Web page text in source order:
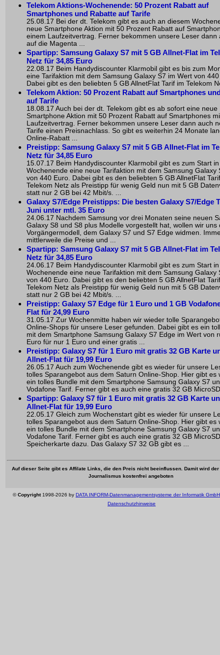
Telekom Aktions-Wochenende: 50 Prozent Rabatt auf
Smartphones und Rabatte auf Tarife
25.08.17 Bei der dt. Telekom gibt es auch an diesem
neue Smartphone Aktion mit 50 Prozent Rabatt auf
einem Laufzeitvertrag. Ferner bekommen unsere Leser dann
auf die Magenta ...
Spartipp: Samsung Galaxy S7 mit 5 GB Allnet-Flat im
Netz für 34,85 Euro
22.08.17 Beim Handydiscounter Klarmobil gibt es bis zum
eine Tarifaktion mit dem Samsung Galaxy S7 im Wert von
Dabei gibt es den beliebten 5 GB AllnetFlat Tarif im Telekom
Telekom Aktion: 50 Prozent Rabatt auf Smartphones
auf Tarife
18.08.17 Auch bei der dt. Telekom gibt es ab sofort eine neue
Smartphone Aktion mit 50 Prozent Rabatt auf Smartphones
Laufzeitvertrag. Ferner bekommen unsere Leser dann auch
Tarife einen Preisnachlass. So gibt es weiterhin 24 Monate
Online-Rabatt ...
Preistipp: Samsung Galaxy S7 mit 5 GB Allnet-Flat im
Netz für 34,85 Euro
15.07.17 Beim Handydiscounter Klarmobil gibt es zum Start
Wochenende eine neue Tarifaktion mit dem Samsung Galaxy
von 440 Euro. Dabei gibt es den beliebten 5 GB AllnetFlat
Telekom Netz als Preistipp für wenig Geld nun mit 5 GB
statt nur 2 GB bei 42 Mbit/s. ...
Galaxy S7/Edge Preistipps: Die besten Galaxy S7/Edge
Juni unter mtl. 35 Euro
24.06.17 Nachdem Samsung vor drei Monaten seine neuen
Galaxy S8 und S8 plus Modelle vorgestellt hat, wollen wir uns
Vorgängermodell, dem Galaxy S7 und S7 Edge widmen.
mittlerweile die Preise und ...
Spartipp: Samsung Galaxy S7 mit 5 GB Allnet-Flat im
Netz für 34,85 Euro
24.06.17 Beim Handydiscounter Klarmobil gibt es zum Start
Wochenende eine neue Tarifaktion mit dem Samsung Galaxy
von 440 Euro. Dabei gibt es den beliebten 5 GB AllnetFlat
Telekom Netz als Preistipp für wenig Geld nun mit 5 GB
statt nur 2 GB bei 42 Mbit/s. ...
Preistipp: Galaxy S7 Edge für 1 Euro und 1 GB
Flat für 24,99 Euro
31.05.17 Zur Wochenmitte haben wir wieder tolle
Online-Shops für unsere Leser gefunden. Dabei gibt es ein
mit dem Smartphone Samsung Galaxy S7 Edge im Wert von
Euro für nur 1 Euro und einer gratis ...
Preistipp: Galaxy S7 für 1 Euro mit gratis 32 GB Karte
Allnet-Flat für 19,99 Euro
26.05.17 Auch zum Wochenende gibt es wieder für unsere
tolles Sparangebot aus dem Saturn Online-Shop. Hier gibt es
ein tolles Bundle mit dem Smartphone Samsung Galaxy S7
Vodafone Tarif. Ferner gibt es auch eine gratis 32 GB
Spartipp: Galaxy S7 für 1 Euro mit gratis 32 GB Karte
Allnet-Flat für 19,99 Euro
22.05.17 Gleich zum Wochenstart gibt es wieder für unsere
tolles Sparangebot aus dem Saturn Online-Shop. Hier gibt es
ein tolles Bundle mit dem Smartphone Samsung Galaxy S7
Vodafone Tarif. Ferner gibt es auch eine gratis 32 GB MicroSD
Speicherkarte dazu. Das Galaxy S7 32 GB gibt es ...
Auf dieser Seite gibt es Affilate Links, die den Preis nicht beeinflussen. Damit wird
Journalismus kostenfrei angeboten
©Copyright1998-2026 by DATA INFORM-Datenmanagementsysteme der Informatik GmbH
Datenschutzhinweise